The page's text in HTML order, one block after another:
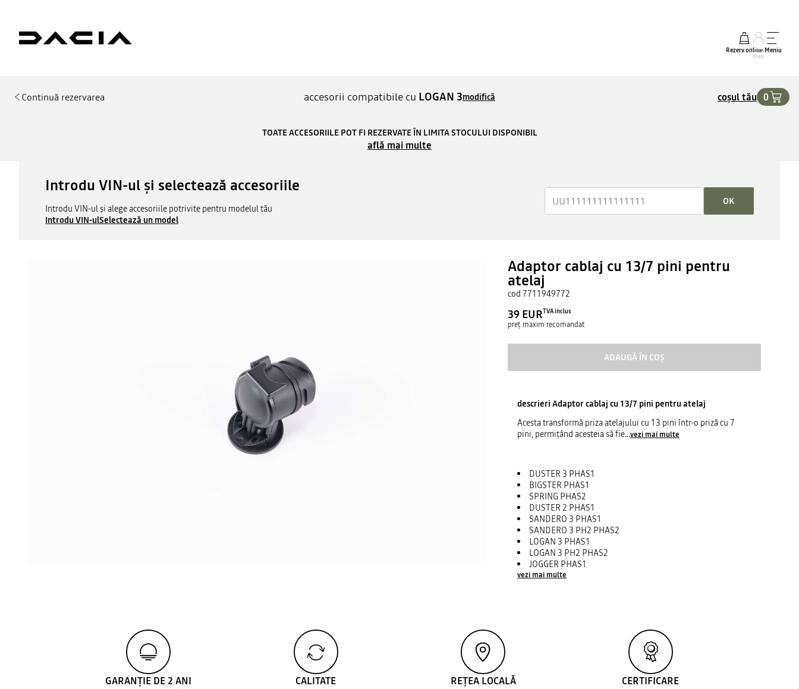
Rezerv online
Contul
meu
Meniu
Continuă rezervarea accesorii compatibile cu LOGAN 3modifică coșul tău 0
TOATE ACCESORIILE POT FI REZERVATE ÎN LIMITA STOCULUI DISPONIBIL
află mai multe
Introdu VIN-ul și selectează accesoriile
Introdu VIN-ul și alege accesoriile potrivite pentru modelul tău
Introdu VIN-ulSelectează un model
OK
Adaptor cablaj cu 13/7 pini pentru
atelaj
cod 7711949772
39 EURTVA inclus
preț maxim recomandat
ADAUGĂ ÎN COȘ
descrieri Adaptor cablaj cu 13/7 pini pentru atelaj
Acesta transformă priza atelajului cu 13 pini într-o priză cu 7
pini, permiţând acesteia să fie...vezi mai multe
DUSTER 3 PHAS1
BIGSTER PHAS1
SPRING PHAS2
DUSTER 2 PHAS1
SANDERO 3 PHAS1
SANDERO 3 PH2 PHAS2
LOGAN 3 PHAS1
LOGAN 3 PH2 PHAS2
JOGGER PHAS1
vezi mai multe
GARANȚIE DE 2 ANI CALITATE REȚEA LOCALĂ CERTIFICARE